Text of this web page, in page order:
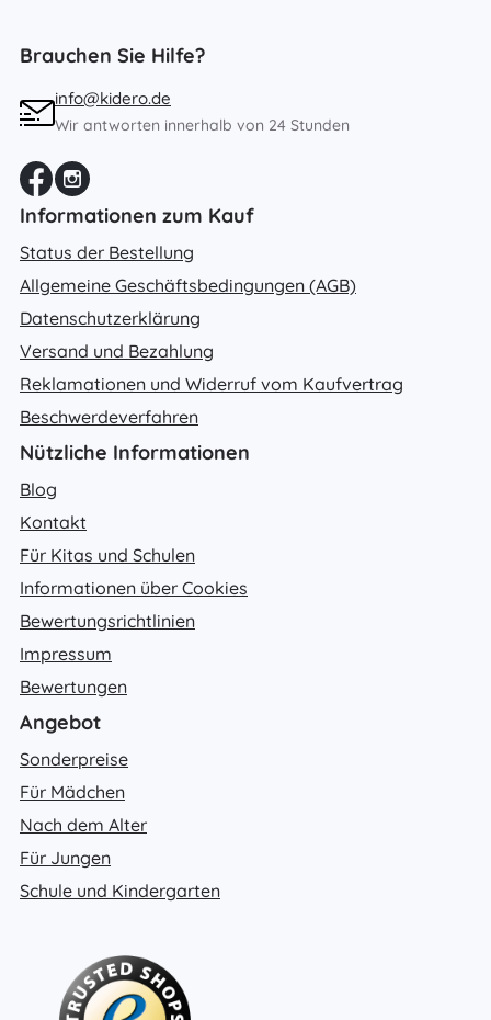
Brauchen Sie Hilfe?
info@kidero.de
Wir antworten innerhalb von 24 Stunden
Informationen zum Kauf
Status der Bestellung
Allgemeine Geschäftsbedingungen (AGB)
Datenschutzerklärung
Versand und Bezahlung
Reklamationen und Widerruf vom Kaufvertrag
Beschwerdeverfahren
Nützliche Informationen
Blog
Kontakt
Für Kitas und Schulen
Informationen über Cookies
Bewertungsrichtlinien
Impressum
Bewertungen
Angebot
Sonderpreise
Für Mädchen
Nach dem Alter
Für Jungen
Schule und Kindergarten